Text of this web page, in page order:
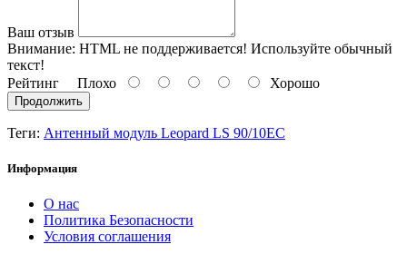
Ваш отзыв
Внимание: HTML не поддерживается! Используйте обычный
текст!
Рейтинг Плохо Хорошо
Продолжить
Теги: Антенный модуль Leopard LS 90/10EC
Информация
О нас
Политика Безопасности
Условия соглашения